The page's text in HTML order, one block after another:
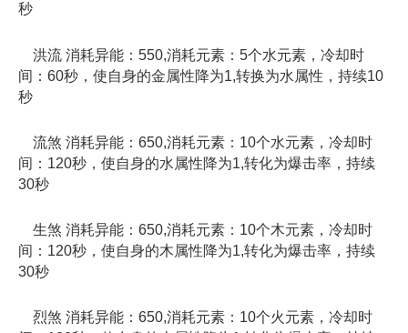
秒
洪流 消耗异能：550,消耗元素：5个水元素，冷却时
间：60秒，使自身的金属性降为1,转换为水属性，持续10
秒
流煞 消耗异能：650,消耗元素：10个水元素，冷却时
间：120秒，使自身的水属性降为1,转化为爆击率，持续
30秒
生煞 消耗异能：650,消耗元素：10个木元素，冷却时
间：120秒，使自身的木属性降为1,转化为爆击率，持续
30秒
烈煞 消耗异能：650,消耗元素：10个火元素，冷却时